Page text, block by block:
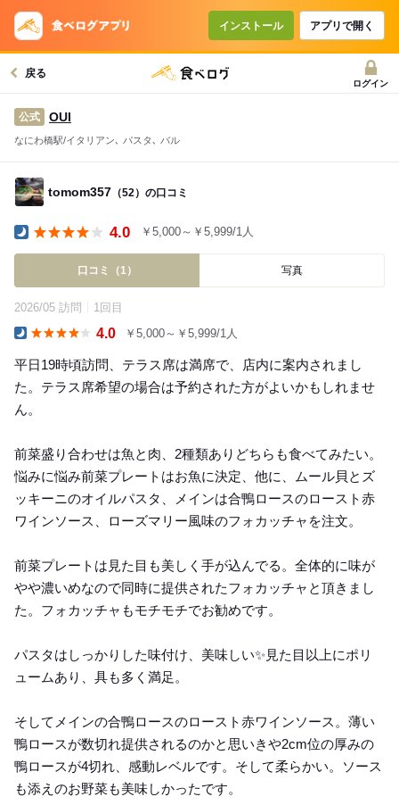
インストール アプリで開く
戻る
ログイン
公式 OUI
なにわ橋駅/イタリアン､ パスタ､ バル
tomom357 （52）の口コミ
4.0 ￥5,000～￥5,999/1人
口コミ（1） 写真
2026/05 訪問 1回目
4.0 ￥5,000～￥5,999/1人
平日19時頃訪問、テラス席は満席で、店内に案内されまし
た。テラス席希望の場合は予約された方がよいかもしれませ
ん。
前菜盛り合わせは魚と肉、2種類ありどちらも食べてみたい。
悩みに悩み前菜プレートはお魚に決定、他に、ムール貝とズ
ッキーニのオイルパスタ、メインは合鴨ロースのロースト赤
ワインソース、ローズマリー風味のフォカッチャを注文。
前菜プレートは見た目も美しく手が込んでる。全体的に味が
やや濃いめなので同時に提供されたフォカッチャと頂きまし
た。フォカッチャもモチモチでお勧めです。
パスタはしっかりした味付け、美味しい✨見た目以上にポリ
ュームあり、具も多く満足。
そしてメインの合鴨ロースのロースト赤ワインソース。薄い
鴨ロースが数切れ提供されるのかと思いきや2cm位の厚みの
鴨ロースが4切れ、感動レベルです。そして柔らかい。ソース
も添えのお野菜も美味しかったです。